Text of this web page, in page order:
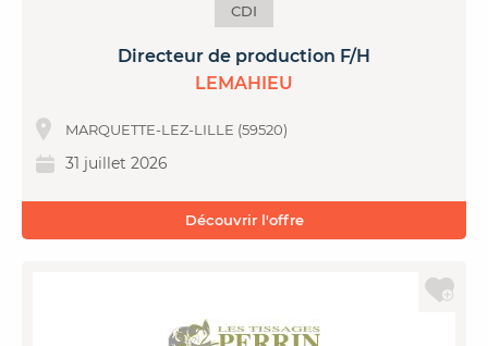
CDI
Directeur de production F/H
LEMAHIEU
MARQUETTE-LEZ-LILLE (59520)
31 juillet 2026
Découvrir l'offre